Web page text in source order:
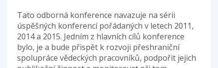
Tato odborná konference navazuje na sérii
úspěšných konferencí pořádaných v letech 2011,
2014 a 2015. Jedním z hlavních cílů konference
bylo, je a bude přispět k rozvoji přeshraniční
spolupráce vědeckých pracovníků, podpořit jejich